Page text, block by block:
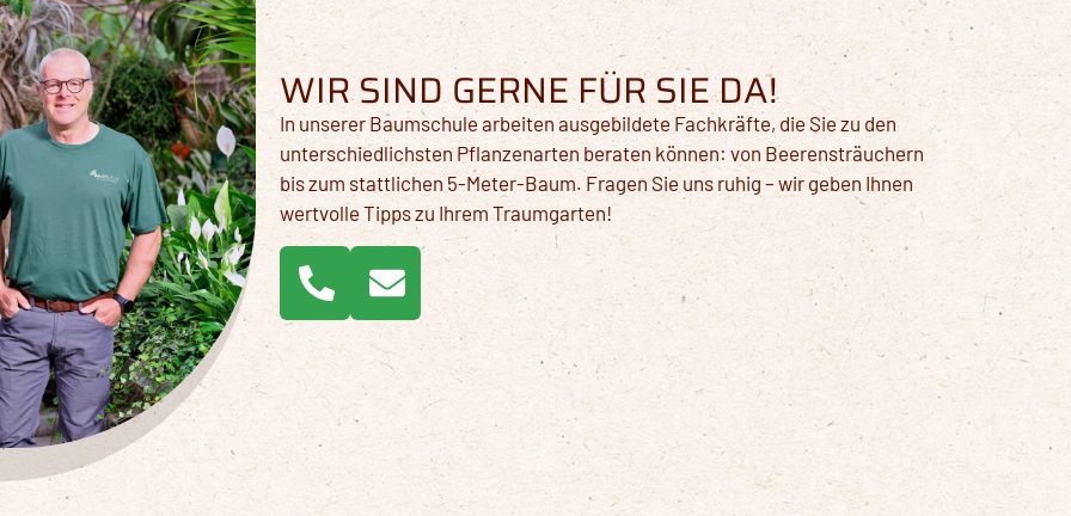
WIR SIND GERNE FÜR SIE DA!
In unserer Baumschule arbeiten ausgebildete Fachkräfte, die Sie zu den
unterschiedlichsten Pflanzenarten beraten können: von Beerensträuchern
bis zum stattlichen 5-Meter-Baum. Fragen Sie uns ruhig – wir geben Ihnen
wertvolle Tipps zu Ihrem Traumgarten!